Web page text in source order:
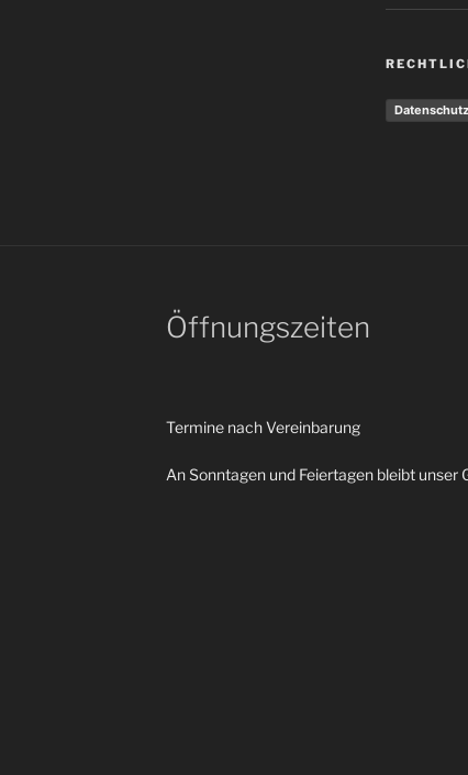
Öffnungszeiten
Termine nach Vereinbarung
An Sonntagen und Feiertagen bleibt unser